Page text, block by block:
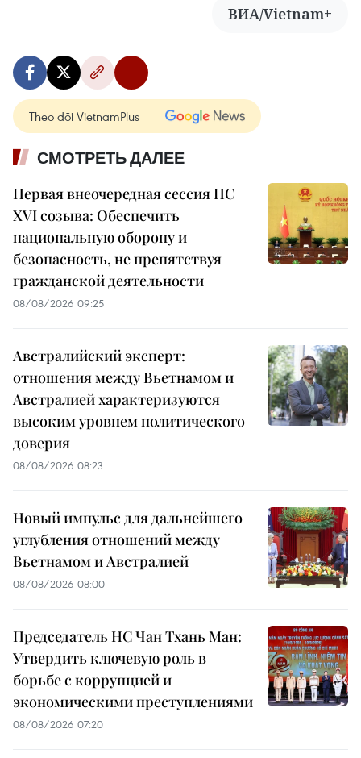
ВИА/Vietnam+
Theo dõi VietnamPlus
СМОТРЕТЬ ДАЛЕЕ
Первая внеочередная сессия НС
XVI созыва: Обеспечить
национальную оборону и
безопасность, не препятствуя
гражданской деятельности
08/08/2026 09:25
Австралийский эксперт:
отношения между Вьетнамом и
Австралией характеризуются
высоким уровнем политического
доверия
08/08/2026 08:23
Новый импульс для дальнейшего
углубления отношений между
Вьетнамом и Австралией
08/08/2026 08:00
Председатель НС Чан Тхань Ман:
Утвердить ключевую роль в
борьбе с коррупцией и
экономическими преступлениями
08/08/2026 07:20